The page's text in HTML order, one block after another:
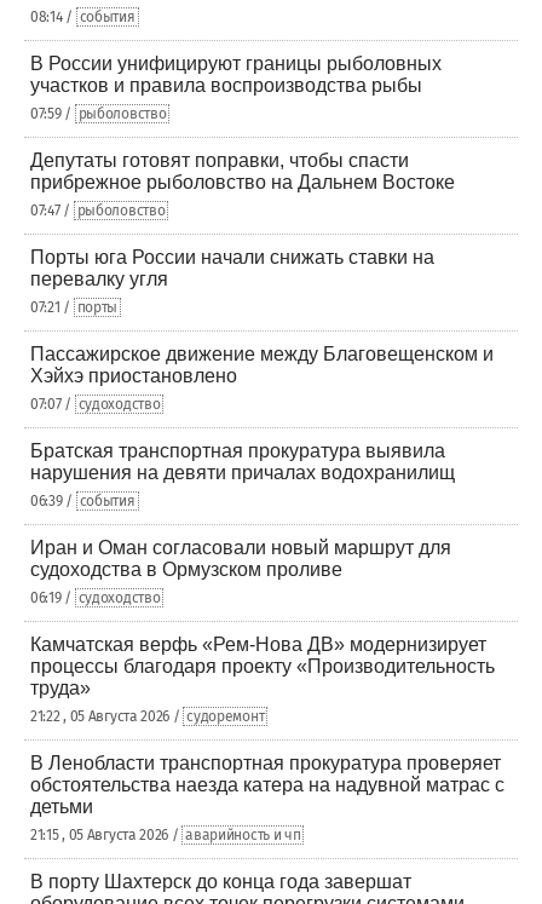
08:14 / события
В России унифицируют границы рыболовных
участков и правила воспроизводства рыбы
07:59 / рыболовство
Депутаты готовят поправки, чтобы спасти
прибрежное рыболовство на Дальнем Востоке
07:47 / рыболовство
Порты юга России начали снижать ставки на
перевалку угля
07:21 / порты
Пассажирское движение между Благовещенском и
Хэйхэ приостановлено
07:07 / судоходство
Братская транспортная прокуратура выявила
нарушения на девяти причалах водохранилищ
06:39 / события
Иран и Оман согласовали новый маршрут для
судоходства в Ормузском проливе
06:19 / судоходство
Камчатская верфь «Рем-Нова ДВ» модернизирует
процессы благодаря проекту «Производительность
труда»
21:22 , 05 Августа 2026 / судоремонт
В Ленобласти транспортная прокуратура проверяет
обстоятельства наезда катера на надувной матрас с
детьми
21:15 , 05 Августа 2026 / аварийность и чп
В порту Шахтерск до конца года завершат